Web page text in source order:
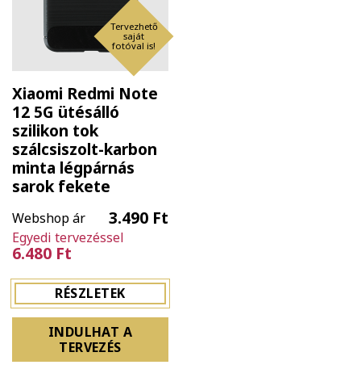
Tervezhető
saját
fotóval is!
Xiaomi Redmi Note
12 5G ütésálló
szilikon tok
szálcsiszolt-karbon
minta légpárnás
sarok fekete
Webshop ár 3.490 Ft
Egyedi tervezéssel
6.480 Ft
RÉSZLETEK
INDULHAT A
TERVEZÉS